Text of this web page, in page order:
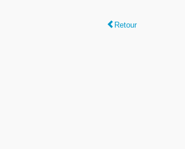
Retour